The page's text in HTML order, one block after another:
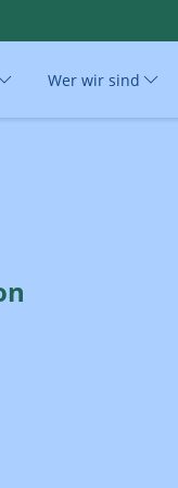
Wer wir sind